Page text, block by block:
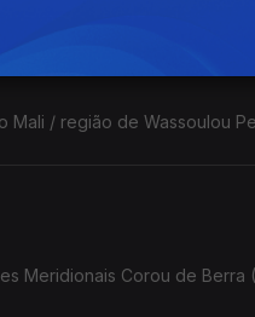
Mali / região de Wassoulou
Meridionais Corou de Berra